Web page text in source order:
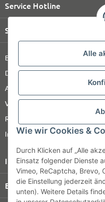
Alle
Wie wir Cookies &
Durch Klicken auf „Alle
Einsatz folgender Dienste
Vimeo, ReCaptcha, Brevo,
die Einstellung jederzeit
unten). Weitere Details
Service Hotline
Shop Service
Barrierefreiheitserklärung
Datenschutz
AGB
Versandinformationen
Retour
Impressum
Informationen
Bezahlung & Versand